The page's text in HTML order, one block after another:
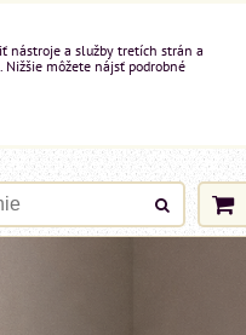
nástroje a služby tretích strán a
môžete nájsť podrobné